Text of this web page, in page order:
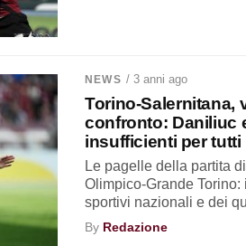
NEWS / 3 anni ago
Torino-Salernitana,
confronto: Daniliuc
insufficienti per tutti
Le pagelle della partita
Olimpico-Grande
sportivi nazionali e dei
By Redazione